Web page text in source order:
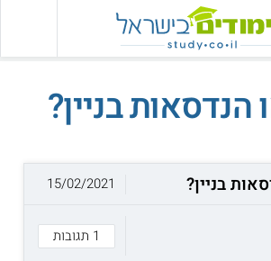
בניין?
בניין?
1 תגובות
15/02/2021